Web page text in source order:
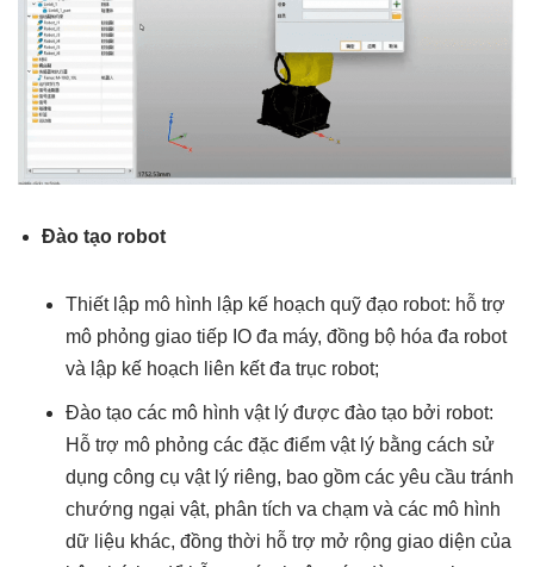
Đào tạo robot
Thiết lập mô hình lập kế hoạch quỹ đạo robot: hỗ trợ
mô phỏng giao tiếp IO đa máy, đồng bộ hóa đa robot
và lập kế hoạch liên kết đa trục robot;
Đào tạo các mô hình vật lý được đào tạo bởi robot:
Hỗ trợ mô phỏng các đặc điểm vật lý bằng cách sử
dụng công cụ vật lý riêng, bao gồm các yêu cầu tránh
chướng ngại vật, phân tích va chạm và các mô hình
dữ liệu khác, đồng thời hỗ trợ mở rộng giao diện của